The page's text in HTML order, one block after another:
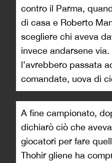
contro il Parma,
di casa e Roberto
scegliere chi aveva
invece andarsene
l’avrebbero passata
comandate, uova di
A fine campionato,
dichiarò ciò che
giocatori per fare
Thohir gliene ha